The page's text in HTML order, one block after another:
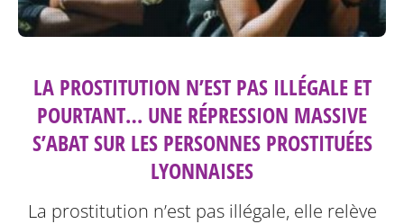
LA PROSTITUTION N’EST PAS ILLÉGALE ET
POURTANT… UNE RÉPRESSION MASSIVE
S’ABAT SUR LES PERSONNES PROSTITUÉES
LYONNAISES
La prostitution n’est pas illégale, elle relève